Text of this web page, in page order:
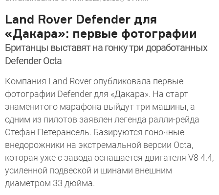
Land Rover Defender для
«Дакара»: первые фотографии
Британцы выставят на гонку три доработанных
Defender Octa
Компания Land Rover опубликовала первые
фотографии Defender для «Дакара». На старт
знаменитого марафона выйдут три машины, а
одним из пилотов заявлен легенда ралли-рейда
Стефан Петерансель. Базируются гоночные
внедорожники на экстремальной версии Octa,
которая уже с завода оснащается двигателя V8 4.4,
усиленной подвеской и шинами внешним
диаметром 33 дюйма.